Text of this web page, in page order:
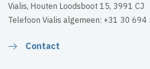
Vialis, Houten Loodsboot 15, 3991 CJ
Telefoon Vialis algemeen: +31 30 694
Contact